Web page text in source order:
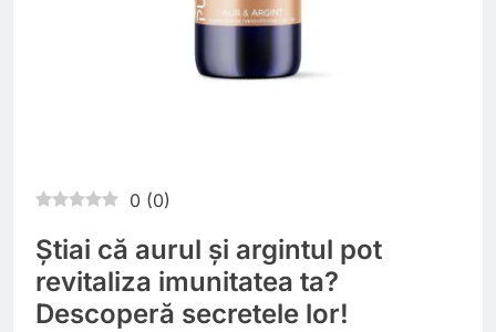
0 (0)
Știai că aurul și argintul pot
revitaliza imunitatea ta?
Descoperă secretele lor!